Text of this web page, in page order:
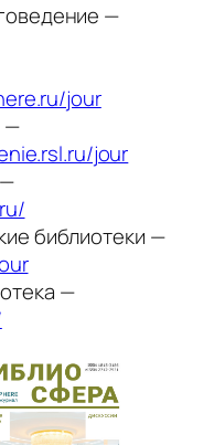
—
jour
—
jour
библиотеки —
—